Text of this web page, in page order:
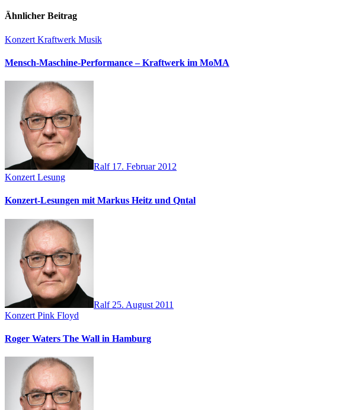
Ähnlicher Beitrag
Konzert Kraftwerk Musik
Mensch-Maschine-Performance – Kraftwerk im MoMA
Ralf 17. Februar 2012
Konzert Lesung
Konzert-Lesungen mit Markus Heitz und Qntal
Ralf 25. August 2011
Konzert Pink Floyd
Roger Waters The Wall in Hamburg